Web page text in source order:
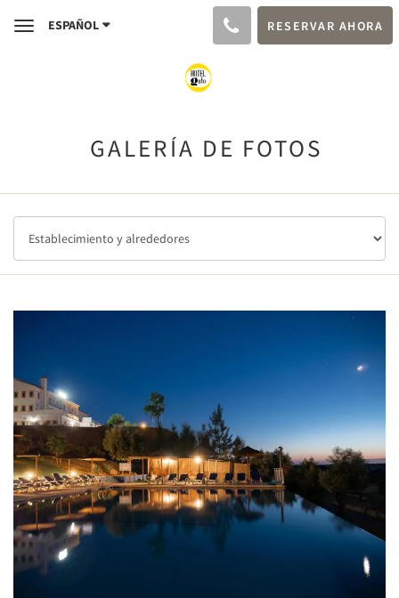
ToggleESPAÑOL RESERVAR AHORA
GALERÍA DE FOTOS